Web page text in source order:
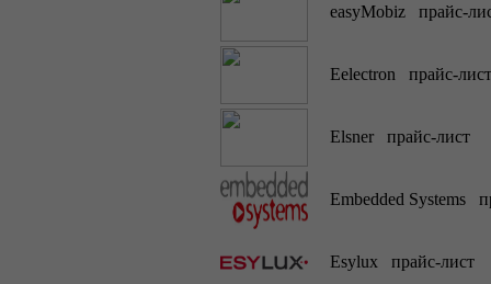
easyMobiz прайс-
Eelectron прайс-лист
Elsner прайс-лист
Embedded Systems
Esylux прайс-лист